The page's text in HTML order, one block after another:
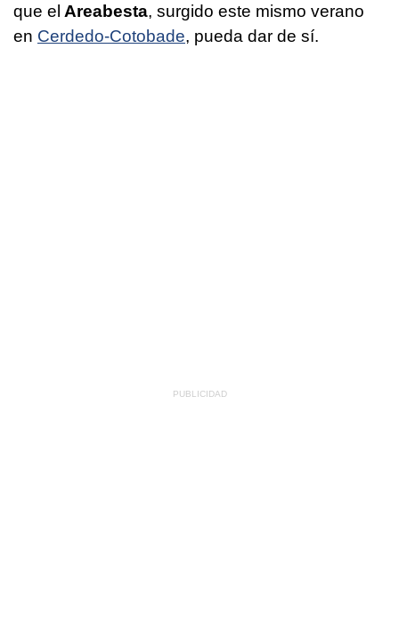
que el Areabesta, surgido este mismo verano
en Cerdedo-Cotobade, pueda dar de sí.